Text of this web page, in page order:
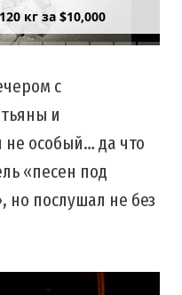
Тель Авив
с
и
не особый… да что
«песен под
но послушал не без